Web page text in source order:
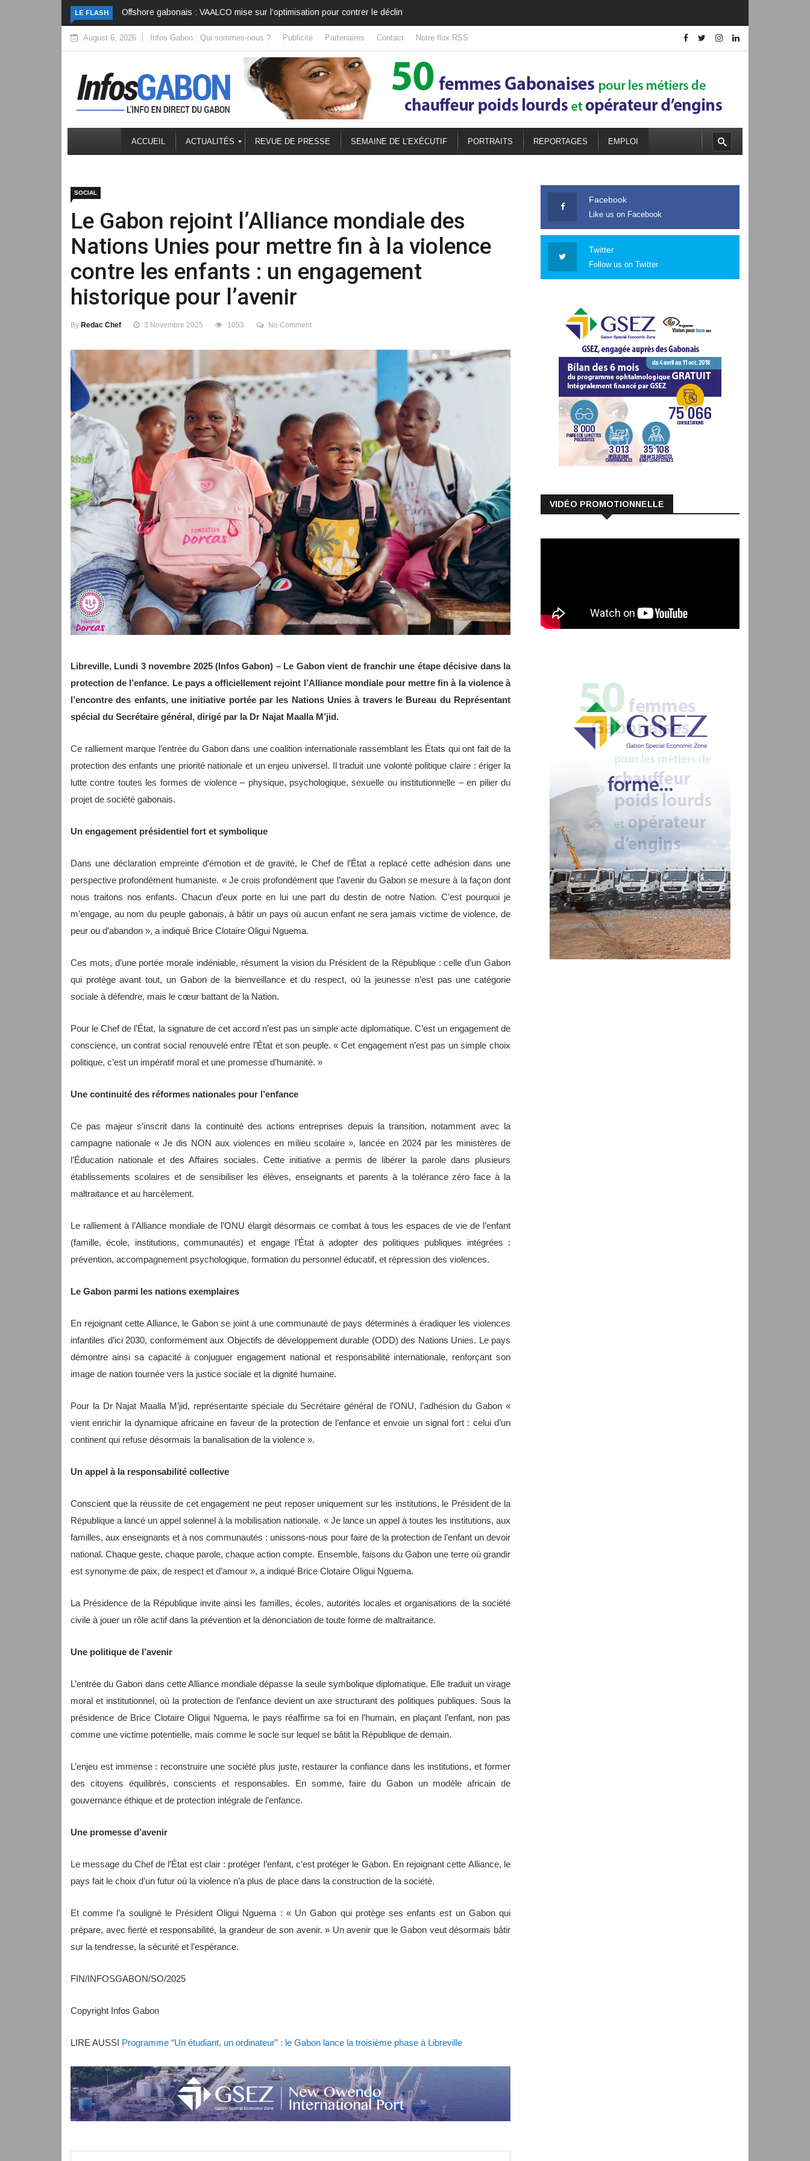
LE FLASH Bénin : Talon n’a pas quitté le pouvoir, il l’a déplacé
August 6, 2026 Infos Gabon : Qui sommes-nous ? Publicité Partenaires Contact Notre flux RSS
ACCUEIL ACTUALITÉS REVUE DE PRESSE SEMAINE DE L’EXÉCUTIF PORTRAITS REPORTAGES EMPLOI
SOCIAL
Le Gabon rejoint l’Alliance mondiale des
Nations Unies pour mettre fin à la violence
contre les enfants : un engagement
historique pour l’avenir
By Redac Chef 3 Novembre 2025 1053 No Comment
Libreville, Lundi 3 novembre 2025 (Infos Gabon) – Le Gabon vient de franchir une étape décisive dans la
protection de l’enfance. Le pays a officiellement rejoint l’Alliance mondiale pour mettre fin à la violence à
l’encontre des enfants, une initiative portée par les Nations Unies à travers le Bureau du Représentant
spécial du Secrétaire général, dirigé par la Dr Najat Maalla M’jid.
Ce ralliement marque l’entrée du Gabon dans une coalition internationale rassemblant les États qui ont fait de la
protection des enfants une priorité nationale et un enjeu universel. Il traduit une volonté politique claire : ériger la
lutte contre toutes les formes de violence – physique, psychologique, sexuelle ou institutionnelle – en pilier du
projet de société gabonais.
Un engagement présidentiel fort et symbolique
Dans une déclaration empreinte d’émotion et de gravité, le Chef de l’État a replacé cette adhésion dans une
perspective profondément humaniste. « Je crois profondément que l’avenir du Gabon se mesure à la façon dont
nous traitons nos enfants. Chacun d’eux porte en lui une part du destin de notre Nation. C’est pourquoi je
m’engage, au nom du peuple gabonais, à bâtir un pays où aucun enfant ne sera jamais victime de violence, de
peur ou d’abandon », a indiqué Brice Clotaire Oligui Nguema.
Ces mots, d’une portée morale indéniable, résument la vision du Président de la République : celle d’un Gabon
qui protège avant tout, un Gabon de la bienveillance et du respect, où la jeunesse n’est pas une catégorie
sociale à défendre, mais le cœur battant de la Nation.
Pour le Chef de l’État, la signature de cet accord n’est pas un simple acte diplomatique. C’est un engagement de
conscience, un contrat social renouvelé entre l’État et son peuple. « Cet engagement n’est pas un simple choix
politique, c’est un impératif moral et une promesse d’humanité. »
Une continuité des réformes nationales pour l’enfance
Ce pas majeur s’inscrit dans la continuité des actions entreprises depuis la transition, notamment avec la
campagne nationale « Je dis NON aux violences en milieu scolaire », lancée en 2024 par les ministères de
l’Éducation nationale et des Affaires sociales. Cette initiative a permis de libérer la parole dans plusieurs
établissements scolaires et de sensibiliser les élèves, enseignants et parents à la tolérance zéro face à la
maltraitance et au harcèlement.
Le ralliement à l’Alliance mondiale de l’ONU élargit désormais ce combat à tous les espaces de vie de l’enfant
(famille, école, institutions, communautés) et engage l’État à adopter des politiques publiques intégrées :
prévention, accompagnement psychologique, formation du personnel éducatif, et répression des violences.
Le Gabon parmi les nations exemplaires
En rejoignant cette Alliance, le Gabon se joint à une communauté de pays déterminés à éradiquer les violences
infantiles d’ici 2030, conformément aux Objectifs de développement durable (ODD) des Nations Unies. Le pays
démontre ainsi sa capacité à conjuguer engagement national et responsabilité internationale, renforçant son
image de nation tournée vers la justice sociale et la dignité humaine.
Pour la Dr Najat Maalla M’jid, représentante spéciale du Secrétaire général de l’ONU, l’adhésion du Gabon «
vient enrichir la dynamique africaine en faveur de la protection de l’enfance et envoie un signal fort : celui d’un
continent qui refuse désormais la banalisation de la violence ».
Un appel à la responsabilité collective
Conscient que la réussite de cet engagement ne peut reposer uniquement sur les institutions, le Président de la
République a lancé un appel solennel à la mobilisation nationale. « Je lance un appel à toutes les institutions, aux
familles, aux enseignants et à nos communautés : unissons-nous pour faire de la protection de l’enfant un devoir
national. Chaque geste, chaque parole, chaque action compte. Ensemble, faisons du Gabon une terre où grandir
est synonyme de paix, de respect et d’amour », a indiqué Brice Clotaire Oligui Nguema.
La Présidence de la République invite ainsi les familles, écoles, autorités locales et organisations de la société
civile à jouer un rôle actif dans la prévention et la dénonciation de toute forme de maltraitance.
Une politique de l’avenir
L’entrée du Gabon dans cette Alliance mondiale dépasse la seule symbolique diplomatique. Elle traduit un virage
moral et institutionnel, où la protection de l’enfance devient un axe structurant des politiques publiques. Sous la
présidence de Brice Clotaire Oligui Nguema, le pays réaffirme sa foi en l’humain, en plaçant l’enfant, non pas
comme une victime potentielle, mais comme le socle sur lequel se bâtit la République de demain.
L’enjeu est immense : reconstruire une société plus juste, restaurer la confiance dans les institutions, et former
des citoyens équilibrés, conscients et responsables. En somme, faire du Gabon un modèle africain de
gouvernance éthique et de protection intégrale de l’enfance.
Une promesse d’avenir
Le message du Chef de l’État est clair : protéger l’enfant, c’est protéger le Gabon. En rejoignant cette Alliance, le
pays fait le choix d’un futur où la violence n’a plus de place dans la construction de la société.
Et comme l’a souligné le Président Oligui Nguema : « Un Gabon qui protège ses enfants est un Gabon qui
prépare, avec fierté et responsabilité, la grandeur de son avenir. » Un avenir que le Gabon veut désormais bâtir
sur la tendresse, la sécurité et l’espérance.
FIN/INFOSGABON/SO/2025
Copyright Infos Gabon
LIRE AUSSI Programme “Un étudiant, un ordinateur” : le Gabon lance la troisième phase à Libreville
Facebook
Like us on Facebook
Twitter
Follow us on Twitter
VIDÉO PROMOTIONNELLE